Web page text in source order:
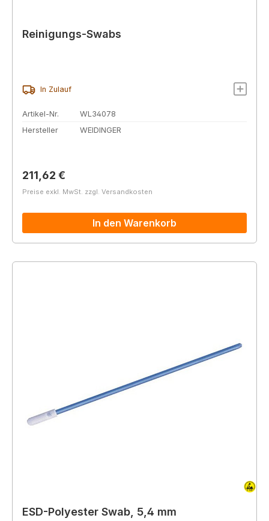
Reinigungs-Swabs
In Zulauf
Artikel-Nr.
WL34078
Hersteller
WEIDINGER
Regulärer Preis:
211,62 €
Preise exkl. MwSt. zzgl. Versandkosten
In den Warenkorb
ESD-Polyester Swab, 5,4 mm